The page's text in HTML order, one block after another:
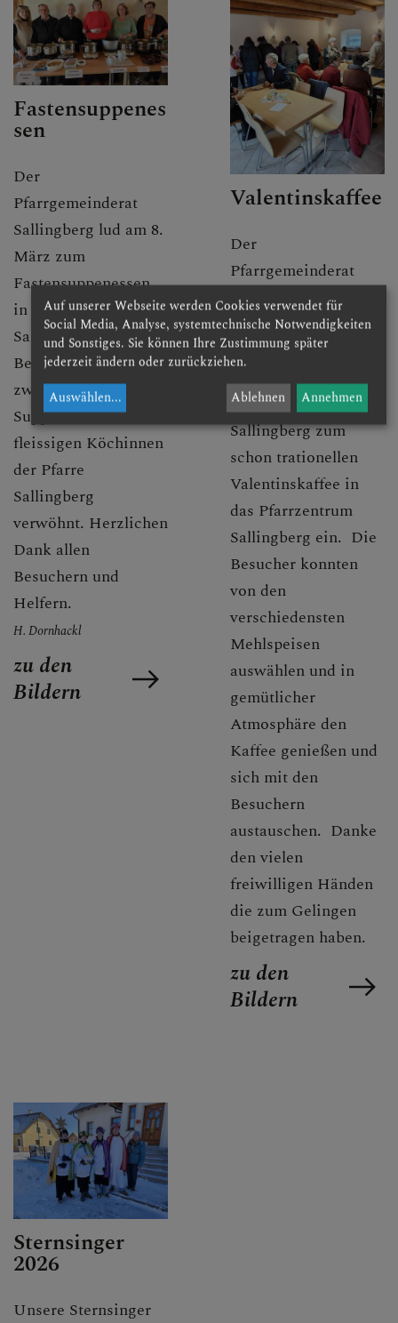
Fastensuppenes
sen
Der
Pfarrgemeinderat
Sallingberg lud am 8.
März zum
Fastensuppenessen
in das Pfarrzentrum
Sallingberg. Die
Besucher wurden mit
zwölf verschieden
Suppen von den
fleissigen Köchinnen
der Pfarre
Sallingberg
verwöhnt. Herzlichen
Dank allen
Besuchern und
Helfern.
H. Dornhackl
zu den
Bildern
Valentinskaffee
Der
Pfarrgemeinderat
Sallingberg lud zum
Valentinskaffee ein.
Am Sonntag dem 8.
Februar lud der PfGr.
Sallingberg zum
schon trationellen
Valentinskaffee in
das Pfarrzentrum
Sallingberg ein. Die
Besucher konnten
von den
verschiedensten
Mehlspeisen
auswählen und in
gemütlicher
Atmosphäre den
Kaffee genießen und
sich mit den
Besuchern
austauschen. Danke
den vielen
freiwilligen Händen
die zum Gelingen
beigetragen haben.
zu den
Bildern
Sternsinger
2026
Unsere Sternsinger
Auf unserer Webseite werden Cookies verwendet für
Social Media, Analyse, systemtechnische Notwendigkeiten
und Sonstiges. Sie können Ihre Zustimmung später
jederzeit ändern oder zurückziehen.
Auswählen... Ablehnen Annehmen